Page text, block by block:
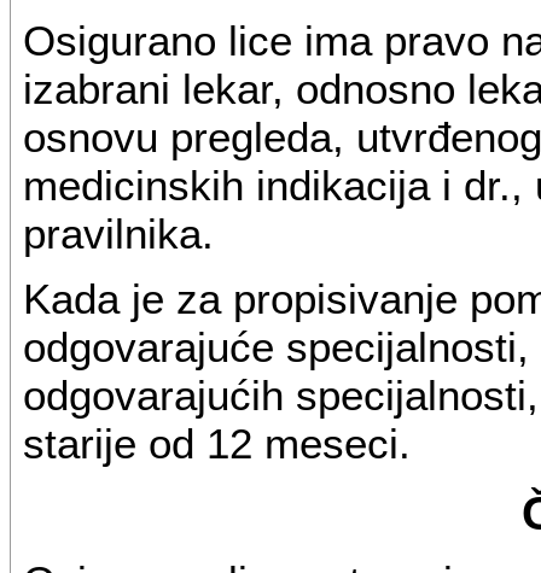
Osigurano lice ima pravo
izabrani lekar, odnosno
osnovu pregleda,
medicinskih indikacija i
pravilnika.
Kada je za propisivanje
odgovarajuće
odgovarajućih
starije od 12 meseci.